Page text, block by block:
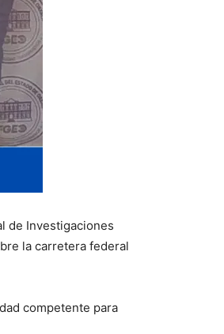
de Investigaciones
la carretera federal
competente para